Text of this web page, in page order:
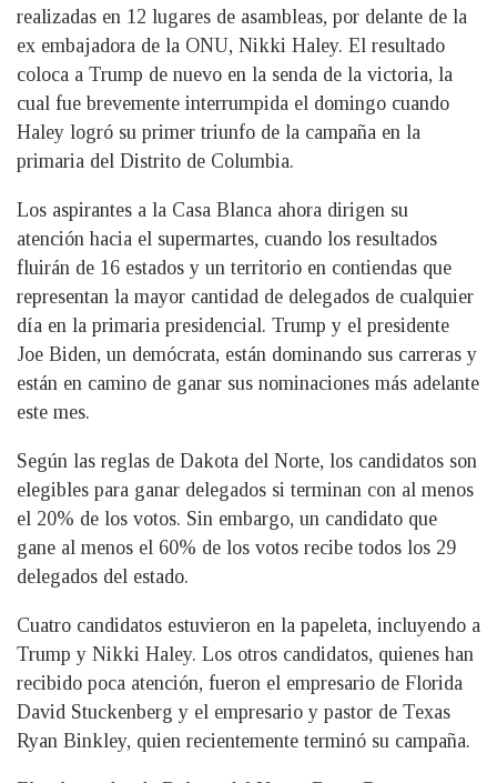
realizadas en 12 lugares de asambleas, por delante de la
ex embajadora de la ONU, Nikki Haley. El resultado
coloca a Trump de nuevo en la senda de la victoria, la
cual fue brevemente interrumpida el domingo cuando
Haley logró su primer triunfo de la campaña en la
primaria del Distrito de Columbia.
Los aspirantes a la Casa Blanca ahora dirigen su
atención hacia el supermartes, cuando los resultados
fluirán de 16 estados y un territorio en contiendas que
representan la mayor cantidad de delegados de cualquier
día en la primaria presidencial. Trump y el presidente
Joe Biden, un demócrata, están dominando sus carreras y
están en camino de ganar sus nominaciones más adelante
este mes.
Según las reglas de Dakota del Norte, los candidatos son
elegibles para ganar delegados si terminan con al menos
el 20% de los votos. Sin embargo, un candidato que
gane al menos el 60% de los votos recibe todos los 29
delegados del estado.
Cuatro candidatos estuvieron en la papeleta, incluyendo a
Trump y Nikki Haley. Los otros candidatos, quienes han
recibido poca atención, fueron el empresario de Florida
David Stuckenberg y el empresario y pastor de Texas
Ryan Binkley, quien recientemente terminó su campaña.